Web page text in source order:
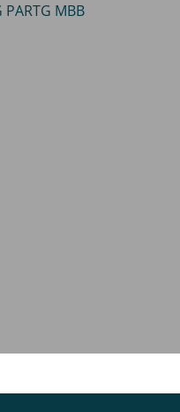
PARTG MBB